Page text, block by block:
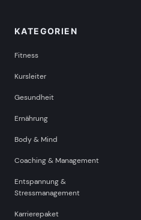
KATEGORIEN
Fitness
Kursleiter
Gesundheit
Ernährung
Body & Mind
Coaching & Management
Entspannung &
Stressmanagement
Karrierepaket